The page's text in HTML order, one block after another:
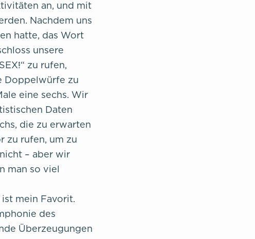
an, und mit
Nachdem uns
hatte, das Wort
unsere
zu rufen,
Doppelwürfe zu
eine sechs. Wir
Daten
die zu erwarten
zu rufen, um zu
– aber wir
man so viel
mein Favorit.
des
Überzeugungen